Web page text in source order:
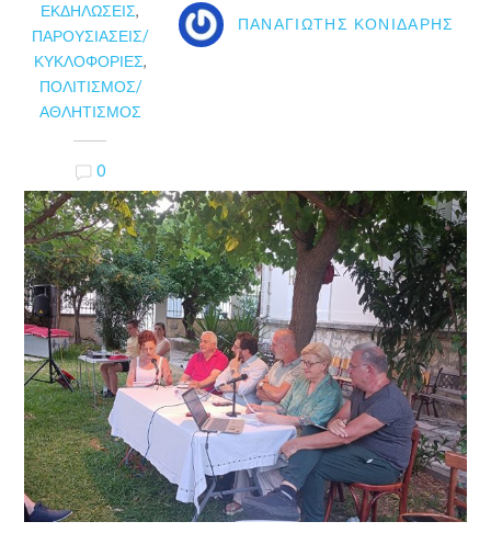
ΕΚΔΗΛΏΣΕΙΣ,
ΠΑΡΟΥΣΙΆΣΕΙΣ/
ΚΥΚΛΟΦΟΡΊΕΣ,
ΠΟΛΙΤΙΣΜΌΣ/
ΑΘΛΗΤΙΣΜΌΣ
0
ΠΑΝΑΓΙΏΤΗΣ ΚΟΝΙΔΆΡΗΣ